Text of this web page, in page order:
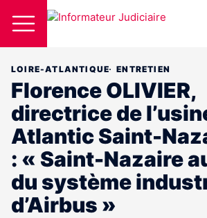
LOIRE-ATLANTIQUE ENTRETIEN
Florence OLIVIER,
directrice de
Atlantic Saint-
: « Saint-Nazaire
du système
d’Airbus »